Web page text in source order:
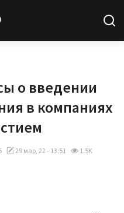
о введении
в компаниях
29 мар, 22 - 13:51 1.5K